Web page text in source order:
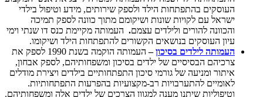
העוסקים בהתפתחות הילד ולספק שירותים, מידע וטיפול בילדי
ישראל עם לקויות שונות ושיקומם מתוך כוונה לספק תמיכה
והכוונה להורים ולילדים עצמם. העמותה מקיימת כנס דו שנתי וימי
עיון העוסקים בנושאים הקשורים להתפתחות הילד ושיקומו.
העמותה לילדים בסיכון –
העמותה הוקמה בשנת 1990 לספק את
צרכיהם הבסיסיים של ילדים בסיכון ומשפחותיהם, לספק אבחון,
איתור ומניעה של גורמי סיכון התפתחותיים בילדים ויצירת מודלים
לאומיים להתערבויות רב-מקצועיות בהפרעות התפתחותיות.
וטיפוליות שיתנו מענה למגוון הצרכים של ילדים אלה ומשפחותיהם.